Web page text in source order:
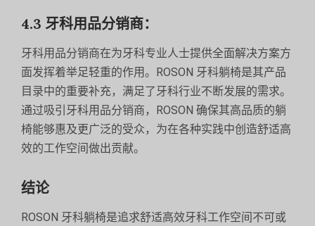
4.3 牙科用品分销商：
牙科用品分销商在为牙科专业人士提供全面解决方案方
面发挥着举足轻重的作用。ROSON 牙科躺椅是其产品
目录中的重要补充，满足了牙科行业不断发展的需求。
通过吸引牙科用品分销商，ROSON 确保其高品质的躺
椅能够惠及更广泛的受众，为在各种实践中创造舒适高
效的工作空间做出贡献。
结论
ROSON 牙科躺椅是追求舒适高效牙科工作空间不可或